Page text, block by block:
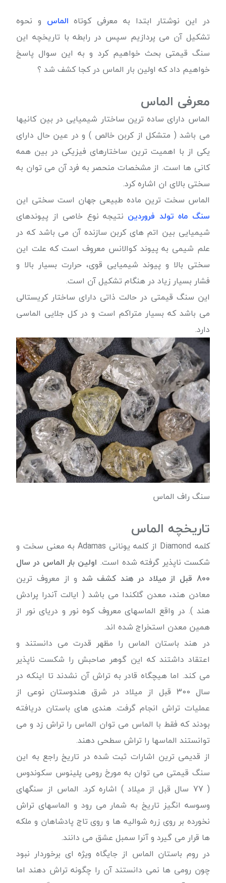
در این نوشتار ابتدا به معرفی کوتاه الماس و نحوه
تشکیل آن می پردازیم سپس در رابطه با تاریخچه این
سنگ قیمتی بحث خواهیم کرد و به این سوال پاسخ
خواهیم داد که اولین بار الماس در کجا کشف شد ؟
معرفی الماس
الماس دارای ساده ترین ساختار شیمیایی در بین کانیها
می باشد ( متشکل از کربن خالص ) و در عین حال دارای
یکی از با اهمیت ترین ساختارهای فیزیکی در بین همه
کانی ها است. از مشخصات منحصر به فرد آن می توان به
سختی بالای ان اشاره کرد.
الماس سخت ترین ماده طبیعی جهان است سختی این
سنگ ماه تولد فروردین نتیجه نوع خاصی از پیوندهای
شیمیایی بین اتم های کربن سازنده آن می باشد که در
علم شیمی به پیوند کوالانس معروف است که علت این
سختی بالا و پیوند شیمیایی قوی، حرارت بسیار بالا و
فشار بسیار زیاد در هنگام تشکیل آن است.
این سنگ قیمتی در حالت ذاتی دارای ساختار کریستالی
می باشد که بسیار متراکم است و در کل جلایی الماسی
دارد.
سنگ راف الماس
تاریخچه الماس
کلمه Diamond از کلمه یونانی Adamas به معنی سخت و
شکست ناپذیر گرفته شده است. اولین بار الماس در سال
800 قبل از میلاد در هند کشف شد
و از معروف ترین
معادن هند، معدن گلکندا می باشد ( ایالت آندرا پرادش
هند ). در واقع الماسهای معروف کوه نور و دریای نور از
همین معدن استخراج شده اند.
در هند باستان الماس را مظهر قدرت می دانستند و
اعتقاد داشتند که این گوهر صاحبش را شکست ناپذیر
می کند. اما هیچگاه قادر به تراش آن نشدند تا اینکه در
سال 300 قبل از میلاد در شرق هندوستان نوعی از
عملیات تراش انجام گرفت. هندی های باستان دریافته
بودند که فقط با الماس می توان الماس را تراش زد و می
توانستند الماسها را تراش سطحی دهند.
از قدیمی ترین اشارات ثبت شده در تاریخ راجع به این
سنگ قیمتی می توان به مورخ رومی پلینوس سکوندوس
( 77 سال قبل از میلاد ) اشاره کرد. الماس از سنگهای
وسوسه انگیز تاریخ به شمار می رود و الماسهای تراش
نخورده بر روی زره شوالیه ها و روی تاج پادشاهان و ملکه
ها قرار می گیرد و آنرا سمبل عشق می دانند.
در روم باستان الماس از جایگاه ویژه ای برخوردار نبود
چون رومی ها نمی دانستند آن را چگونه تراش دهند اما